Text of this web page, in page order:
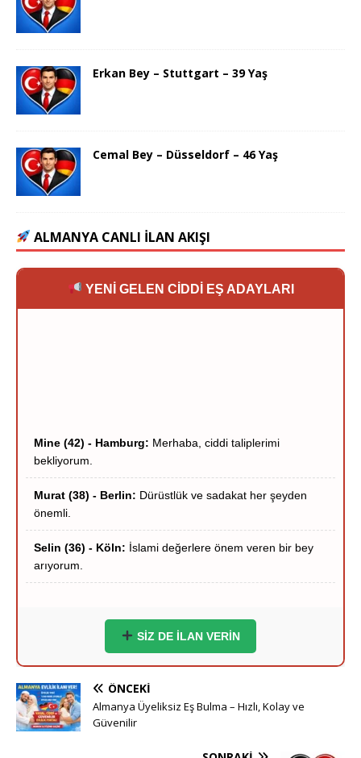
Erkan Bey – Stuttgart – 39 Yaş
Cemal Bey – Düsseldorf – 46 Yaş
ALMANYA CANLI İLAN AKIŞI
YENİ GELEN CİDDİ EŞ ADAYLARI
Murat (38) - Berlin:
önemli.
Selin (36) - Köln:
arıyorum.
Hakan (40) - Münih:
yazsın.
Zeynep (39) - Frankfurt:Frankfurt içi ciddi tanışma
istiyorum.
Esra (35) - Essen:Sigara içmeyen adaylar önceliğimdir.
SİZ DE İLAN VERİN
ÖNCEKI
Almanya Üyeliksiz Eş Bulma – Hızlı, Kolay ve
Güvenilir